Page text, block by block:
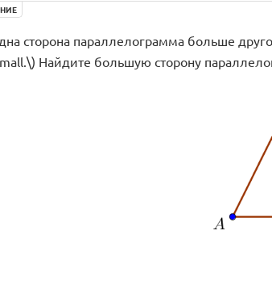
сторона параллелограмма больше
Найдите бoльшую сторону